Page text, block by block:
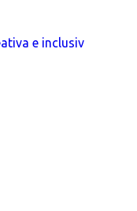
e inclusiv